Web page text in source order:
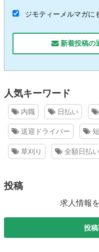
ジモティーメルマガに
新着投稿の
人気キーワード
内職 日払い
送迎ドライバー
草刈り 全額日払い
投稿
求人情報
投